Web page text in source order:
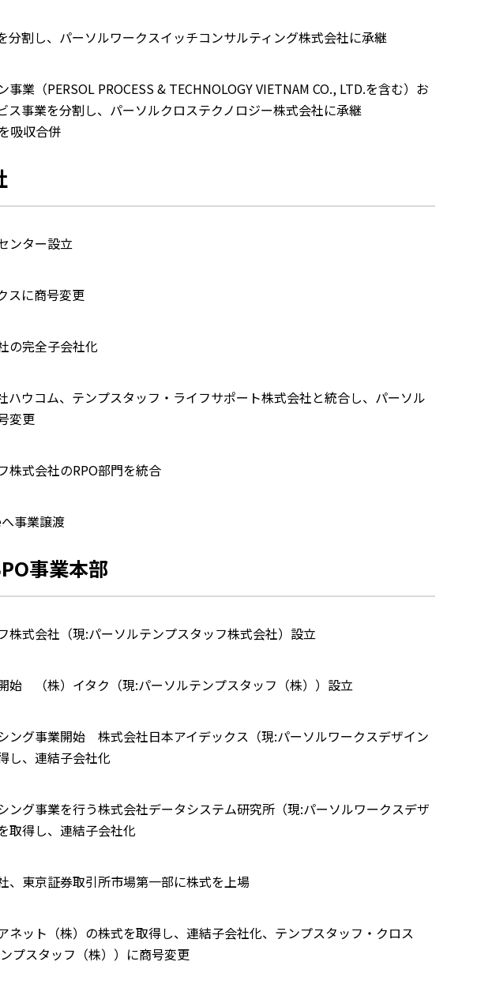
分割し、パーソルワークスイッチコンサルティング株式会社に承継
業（PERSOL PROCESS & TECHNOLOGY VIETNAM CO., LTD.を含む）お
ス事業を分割し、パーソルクロステクノロジー株式会社に承継
吸収合併
ンター設立
スに商号変更
の完全子会社化
ハウコム、テンプスタッフ・ライフサポート株式会社と統合し、パーソル
変更
株式会社のRPO部門を統合
事業譲渡
事業本部
株式会社（現:パーソルテンプスタッフ株式会社）設立
始 （株）イタク（現:パーソルテンプスタッフ（株））設立
ング事業開始 株式会社日本アイデックス（現:パーソルワークスデザイン
し、連結子会社化
ング事業を行う株式会社データシステム研究所（現:パーソルワークスデザ
取得し、連結子会社化
、東京証券取引所市場第一部に株式を上場
ネット（株）の株式を取得し、連結子会社化、テンプスタッフ・クロス
プスタッフ（株））に商号変更